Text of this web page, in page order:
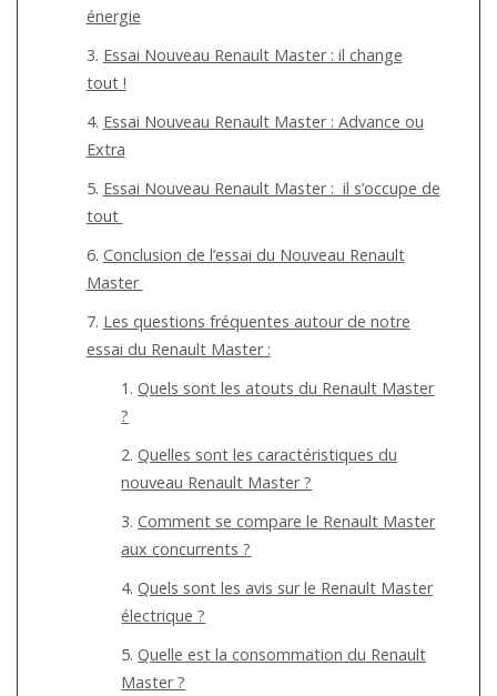
énergie
Essai Nouveau Renault Master : il change
tout !
Essai Nouveau Renault Master : Advance ou
Extra
Essai Nouveau Renault Master : il s’occupe de
tout
Conclusion de l’essai du Nouveau Renault
Master
Les questions fréquentes autour de notre
essai du Renault Master :
Quels sont les atouts du Renault Master
?
Quelles sont les caractéristiques du
nouveau Renault Master ?
Comment se compare le Renault Master
aux concurrents ?
Quels sont les avis sur le Renault Master
électrique ?
Quelle est la consommation du Renault
Master ?